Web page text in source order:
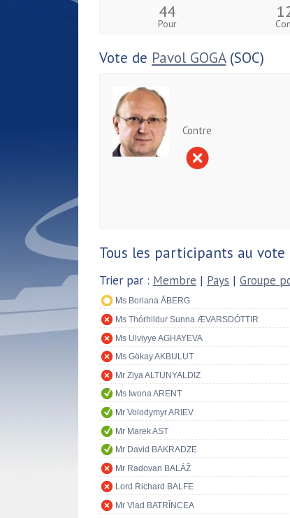
44
Pour
Vote de Pavol GOGA(SOC)
Contre
Tous les participants au vote
Trier par : Membre | Pays | Groupe
Ms Boriana ÅBERG
Ms Thórhildur Sunna ÆVARSDÓTTIR
Ms Ulviyye AGHAYEVA
Ms Gökay AKBULUT
Mr Ziya ALTUNYALDIZ
Ms Iwona ARENT
Mr Volodymyr ARIEV
Mr Marek AST
Mr David BAKRADZE
Mr Radovan BALÁŽ
Lord Richard BALFE
Mr Vlad BATRÎNCEA